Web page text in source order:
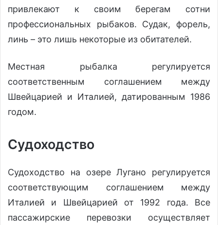
привлекают к своим берегам сотни
профессиональных рыбаков. Судак, форель,
линь – это лишь некоторые из обитателей.
Местная рыбалка регулируется
соответственным соглашением между
Швейцарией и Италией, датированным 1986
годом.
Судоходство
Судоходство на озере Лугано регулируется
соответствующим соглашением между
Италией и Швейцарией от 1992 года. Все
пассажирские перевозки осуществляет